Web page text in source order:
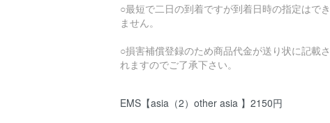
○最短で二日の到着ですが到着日時の指定はでき
ません。
○損害補償登録のため商品代金が送り状に記載さ
れますのでご了承下さい。
EMS【asia（2）other asia 】2150円